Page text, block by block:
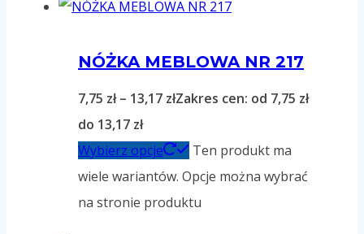
NÓŻKA MEBLOWA NR 217
7,75 zł – 13,17 złZakres cen: od 7,75 zł
do 13,17 zł
Wybierz opcje
Ten produkt ma
wiele wariantów. Opcje można wybrać
na stronie produktu